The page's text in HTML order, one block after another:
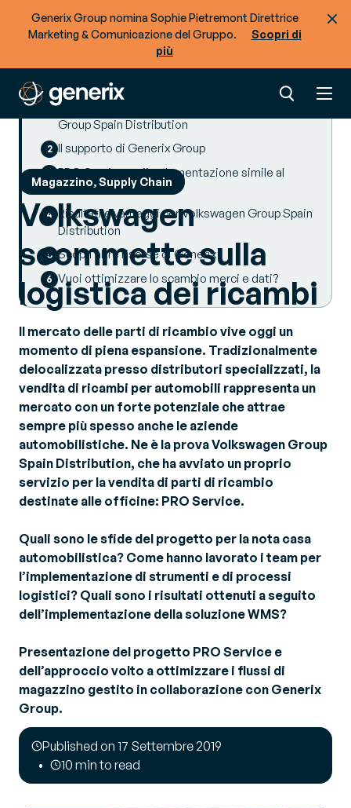
Generix Group nomina Sophie Pietremont Direttrice
Marketing & Comunicazione del Gruppo.
Scopri di
più
Magazzino, Supply Chain
Volkswagen
scommette sulla
logistica dei ricambi
Il mercato delle parti di ricambio vive oggi un
momento di piena espansione. Tradizionalmente
delocalizzata presso distributori specializzati, la
vendita di ricambi per automobili rappresenta un
mercato con un forte potenziale che attrae
sempre più spesso anche le aziende
automobilistiche. Ne è la prova Volkswagen Group
Spain Distribution, che ha avviato un proprio
servizio per la vendita di parti di ricambio
destinate alle officine: PRO Service.
Quali sono le sfide del progetto per la nota casa
automobilistica? Come hanno lavorato i team per
l’implementazione di strumenti e di processi
logistici? Quali sono i risultati ottenuti a seguito
dell’implementazione della soluzione WMS?
Presentazione del progetto PRO Service e
dell’approccio volto a ottimizzare i flussi di
magazzino gestito in collaborazione con Generix
Group.
Published on 17 Settembre 2019
10 min to read
SUMMARY
Progetto PRO Service: le sfide per Volkswagen
Group Spain Distribution
Il supporto di Generix Group
PRO Service: un’implementazione simile al
business-to-consumer
Risultati e vantaggi per Volkswagen Group Spain
Distribution
Scopri altre risorse di Generix
Vuoi ottimizzare lo scambio merci e dati?